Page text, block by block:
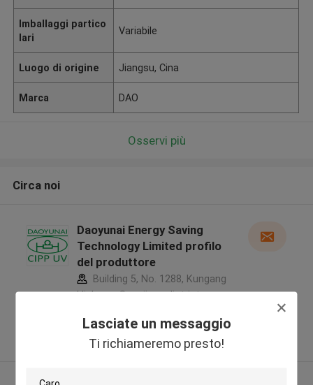
Lasciate un messaggio
Ti richiameremo presto!
Imballaggi partico
lari
Variabile
Luogo di origine Jiangsu, Cina
Marca DAO
Osservi più
Circa noi
Daoyunai Energy Saving
Technology Limited profilo
del produttore
Building 5, No. 1288, Kungang
Highway, Songjiang district,
5.0
Fornitore verificato